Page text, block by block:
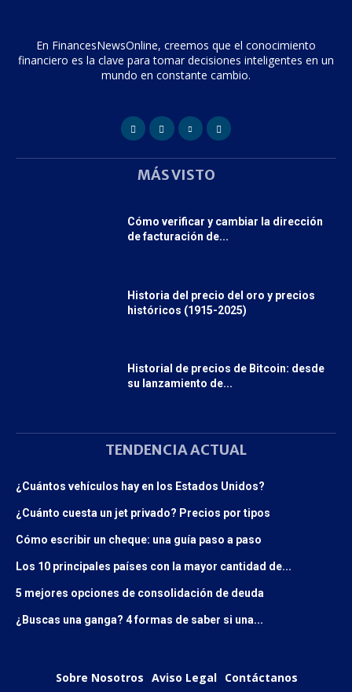
En FinancesNewsOnline, creemos que el conocimiento
financiero es la clave para tomar decisiones inteligentes en un
mundo en constante cambio.
MÁS VISTO
Cómo verificar y cambiar la dirección
de facturación de...
Historia del precio del oro y precios
históricos (1915-2025)
Historial de precios de Bitcoin: desde
su lanzamiento de...
TENDENCIA ACTUAL
¿Cuántos vehículos hay en los Estados Unidos?
¿Cuánto cuesta un jet privado? Precios por tipos
Cómo escribir un cheque: una guía paso a paso
Los 10 principales países con la mayor cantidad de...
5 mejores opciones de consolidación de deuda
¿Buscas una ganga? 4 formas de saber si una...
Sobre Nosotros Aviso Legal Contáctanos